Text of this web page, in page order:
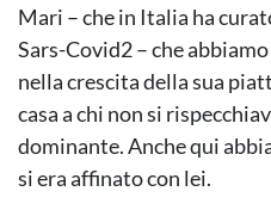
Mari – che in Italia ha
Sars-Covid2 – che
nella crescita della sua
casa a chi non si
dominante. Anche qui
si era affinato con lei.